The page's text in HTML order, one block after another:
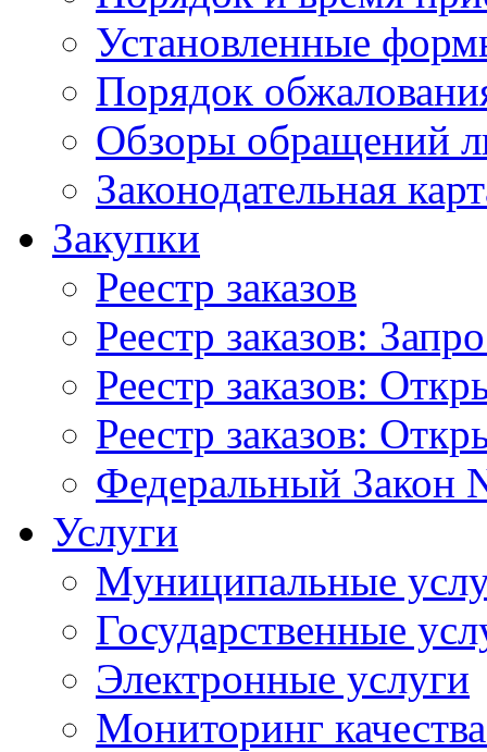
Установленные
Порядок
Обзоры обращений
Законодательная
Закупки
Реестр заказов
Реестр заказов:
Реестр заказов:
Реестр заказов:
Федеральный Закон
Услуги
Муниципальные
Государственные
Электронные услуги
Мониторинг